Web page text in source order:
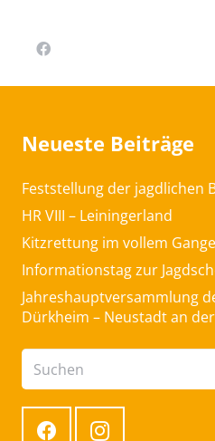
Neueste Beiträge
Feststellung der jagdlichen
HR VIII – Leiningerland
Kitzrettung im vollem Gange
Informationstag zur
Jahreshauptversammlung
Dürkheim – Neustadt an